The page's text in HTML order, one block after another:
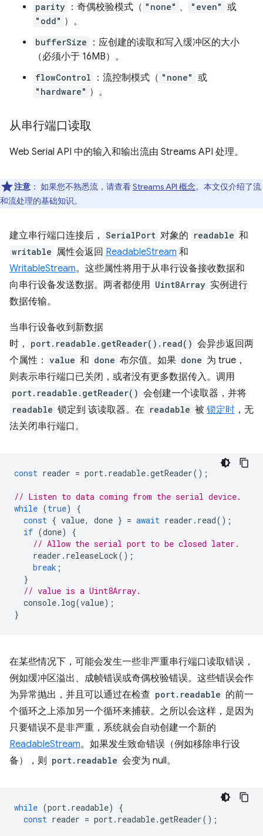
parity ：奇偶校验模式（ "none" 、 "even" 或
"odd" ）。
bufferSize
：应创建的读取和写入缓冲区的大小
（必须小于 16MB）。
flowControl ：流控制模式（ "none" 或
"hardware" ）。
从串行端口读取
Web Serial API 中的输入和输出流由 Streams API 处理。
注意 ： 如果您不熟悉流，请查看Streams API 概念。本文仅介绍了流
和流处理的基础知识。
建立串行端口连接后， SerialPort 对象的 readable 和
writable 属性会返回 ReadableStream 和
WritableStream。这些属性将用于从串行设备接收数据和
向串行设备发送数据。两者都使用 Uint8Array 实例进行
数据传输。
当串行设备收到新数据
时，
port.readable.getReader().read() 会异步返回两
个属性： value 和 done 布尔值。如果 done 为 true，
则表示串行端口已关闭，或者没有更多数据传入。调用
port.readable.getReader() 会创建一个读取器，并将
readable 锁定到 该读取器。在 readable 被 锁定时 ，无
法关闭串行端口。
const reader = port. readable.getReader();
// Listen to data coming from the serial device.
while (true)
{
const { value, done } = await reader . read();
if (done)
{
// Allow the serial port to be closed later.
reader . releaseLock();
break ;
}
// value is a Uint8Array.
console. log(value);
}
在某些情况下，可能会发生一些非严重串行端口读取错误，
例如缓冲区溢出、成帧错误或奇偶校验错误。这些错误会作
为异常抛出，并且可以通过在检查 port.readable 的前一
个循环之上添加另一个循环来捕获。之所以会这样，是因为
只要错误不是非严重，系统就会自动创建一个新的
ReadableStream。如果发生致命错误（例如移除串行设
备），则 port.readable 会变为 null。
while (port. readable)
{
const reader = port. readable.getReader();